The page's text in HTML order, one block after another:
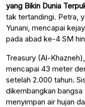
yang Bikin Dunia
tak tertandingi. Petra,
Yunani, mencapai
pada abad ke-4 SM
Treasury (Al-
mencapai 43 meter
setelah 2.000 tahun.
dikembangkan
menyimpan air hujan